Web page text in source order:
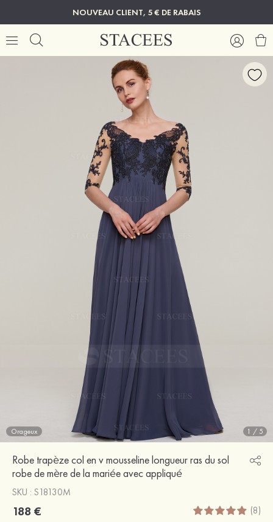
NOUVEAU CLIENT, 5 € DE RABAIS
Orageux 1 /5
Robe trapèze col en v mousseline longueur ras du sol
robe de mère de la mariée avec appliqué
SKU : S18130M
188 € (8)